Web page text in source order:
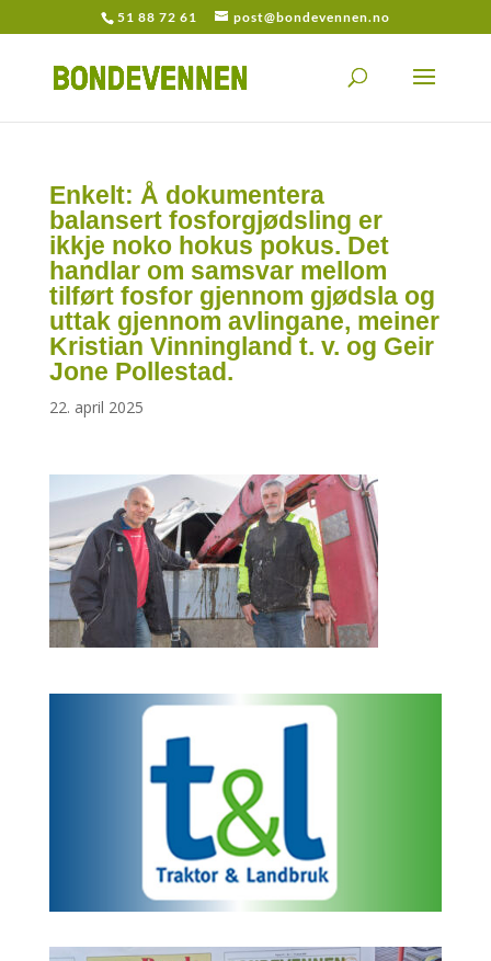
51 88 72 61 post@bondevennen.no
Enkelt: Å dokumentera
balansert fosforgjødsling er
ikkje noko hokus pokus. Det
handlar om samsvar mellom
tilført fosfor gjennom gjødsla og
uttak gjennom avlingane, meiner
Kristian Vinningland t. v. og Geir
Jone Pollestad.
22. april 2025